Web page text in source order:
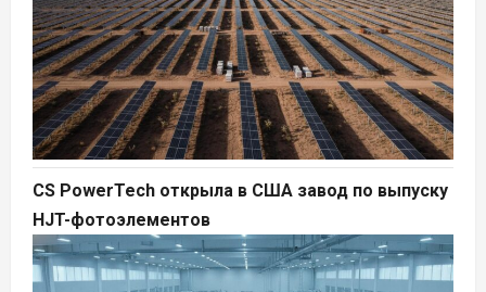
CS PowerTech открыла в США завод по выпуску
HJT-фотоэлементов